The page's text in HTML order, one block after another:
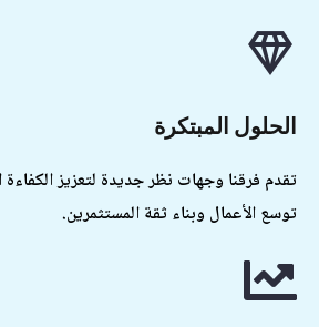
الحلول المبتكرة
تقدم فرقنا وجهات نظر جديدة لتعزيز الكفاءة
توسع الأعمال وبناء ثقة المستثمرين.